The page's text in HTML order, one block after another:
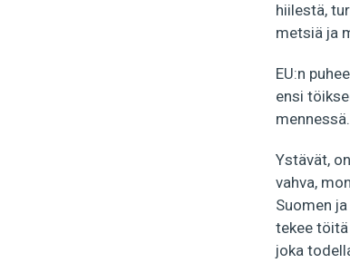
hiilestä,
metsiä ja
EU:n
ensi
Ystävät,
vahva,
Suomen
tekee töitä
joka